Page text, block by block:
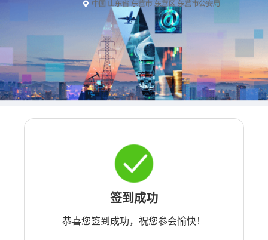
签到成功
恭喜您签到成功，祝您参会愉快！